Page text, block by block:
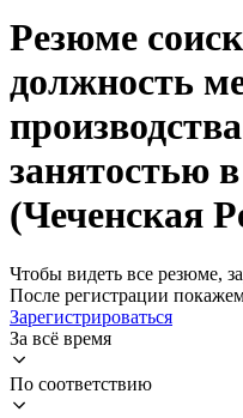
Резюме
должность
занятостью
(Чеченская
Чтобы видеть все резюме,
После регистрации
Зарегистрироваться
За всё время
По соответствию